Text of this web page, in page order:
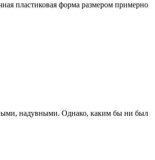
пластиковая форма размером примерно
надувными. Однако, каким бы ни был